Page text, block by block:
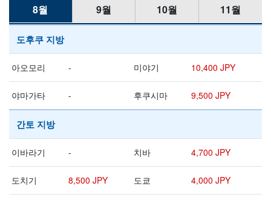
8월 9월 10월 11월
도후쿠 지방
아오모리 - 미야기 10,400 JPY
야마가타 - 후쿠시마 9,500 JPY
간토 지방
이바라기 - 치바 4,700 JPY
도치기 8,500 JPY 도쿄 4,000 JPY